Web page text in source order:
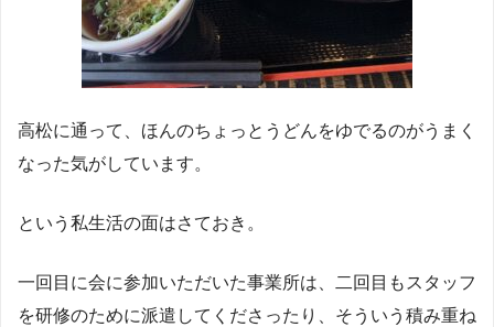
高松に通って、ほんのちょっとうどんをゆでるのがうまく
なった気がしています。
という私生活の面はさておき。
一回目に会に参加いただいた事業所は、二回目もスタッフ
を研修のために派遣してくださったり、そういう積み重ね